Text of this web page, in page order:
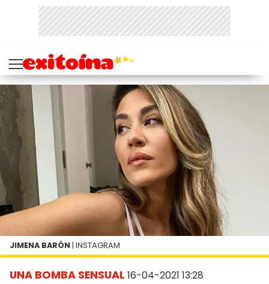
UNA BOMBA SENSUAL 16-04-2021 13:28
JIMENA BARÓN | INSTAGRAM